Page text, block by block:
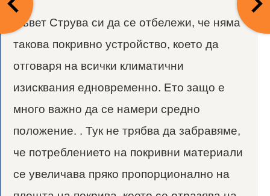
Съвет Струва си да се отбележи, че няма
такова покривно устройство, което да
отговаря на всички климатични
изисквания едновременно. Ето защо е
много важно да се намери средно
положение. . Тук не трябва да забравяме,
че потреблението на покривни материали
се увеличава пряко пропорционално на